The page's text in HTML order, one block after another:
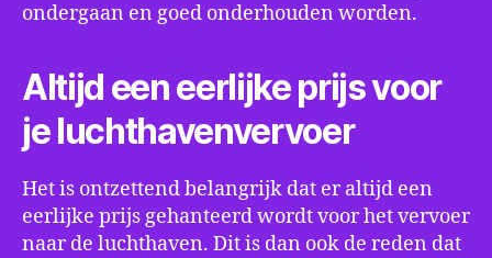
ondergaan en goed onderhouden worden.
Altijd een eerlijke prijs voor
je luchthavenvervoer
Het is ontzettend belangrijk dat er altijd een
eerlijke prijs gehanteerd wordt voor het vervoer
naar de luchthaven. Dit is dan ook de reden dat